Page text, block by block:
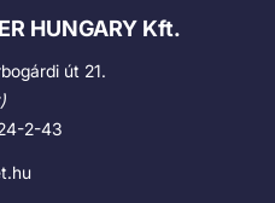
HUNGARY Kft.
út 21.
2-43